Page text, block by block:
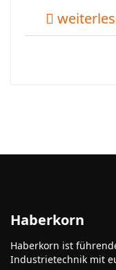
Haberkorn
Haberkorn ist
Industrietechnik mit